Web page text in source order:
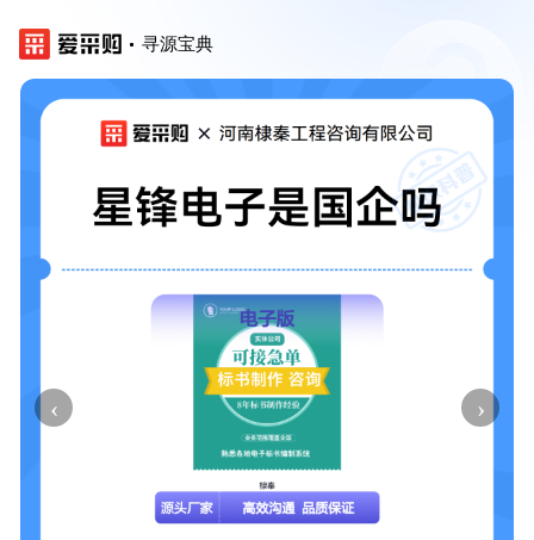
寻源宝典
‹ ›